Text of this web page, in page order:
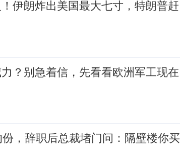
伊朗炸出美国最大七寸，特朗普赶
？别急着信，先看看欧洲军工现在
，辞职后总裁堵门问：隔壁楼你买